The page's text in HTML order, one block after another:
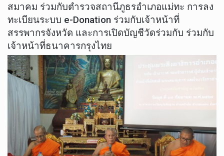
สมาคม ร่วมกับตำรวจสถานีภูธรอำเภอแม่ทะ การลง
ทะเบียนระบบ e-Donation ร่วมกับเจ้าหน้าที่
สรรพากรจังหวัด และการเปิดบัญชีวัดร่วมกับ ร่วมกับ
เจ้าหน้าที่ธนาคารกรุงไทย